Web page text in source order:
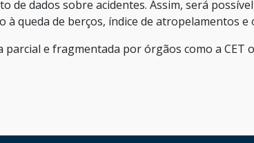
de dados sobre acidentes. Assim, será
à queda de berços, índice de atropelamentos e
parcial e fragmentada por órgãos como a CET